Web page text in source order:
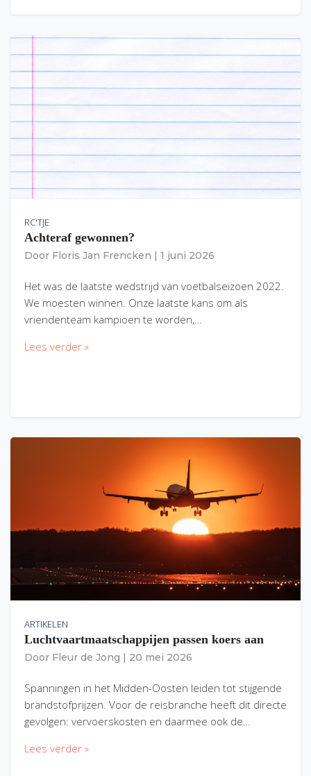
RC'TJE
Achteraf gewonnen?
Door Floris Jan Frencken 1 juni 2026
Het was de laatste wedstrijd van voetbalseizoen 2022.
We moesten winnen. Onze laatste kans om als
vriendenteam kampioen te worden,…
Lees verder »
ARTIKELEN
Luchtvaartmaatschappijen passen koers aan
Door Fleur de Jong 20 mei 2026
Spanningen in het Midden-Oosten leiden tot stijgende
brandstofprijzen. Voor de reisbranche heeft dit directe
gevolgen: vervoerskosten en daarmee ook de…
Lees verder »